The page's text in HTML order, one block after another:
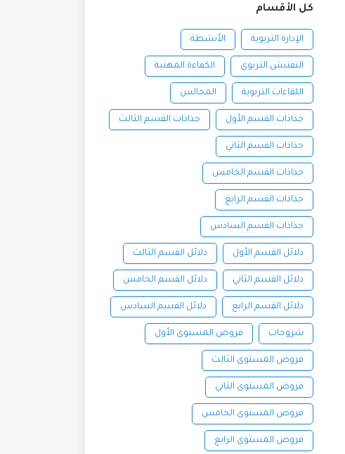
كل الأقسام
الإدارة التربوية الأنشطة
التفتيش التربوي الكفاءة المهنية
اللقاءات التربوية المجالس
جذاذات القسم الأول جذاذات القسم الثالث
جذاذات القسم الثاني
جذاذات القسم الخامس
جذاذات القسم الرابع
جذاذات القسم السادس
دلائل القسم الأول دلائل القسم الثالث
دلائل القسم الثاني دلائل القسم الخامس
دلائل القسم الرابع دلائل القسم السادس
شروحات فروض المستوى الأول
فروض المستوى الثالث
فروض المستوى الثاني
فروض المستوى الخامس
فروض المستوى الرابع